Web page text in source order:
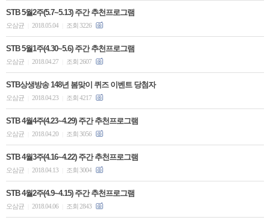
STB 5월2주(5.7~5.13) 주간 추천프로그램
오삼균 2018.05.04 조회 3226
STB 5월1주(4.30~5.6) 주간 추천프로그램
오삼균 2018.04.27 조회 2607
STB상생방송 148년 봄맞이 퀴즈 이벤트 당첨자
오삼균 2018.04.23 조회 4217
STB 4월4주(4.23~4.29) 주간 추천프로그램
오삼균 2018.04.20 조회 3056
STB 4월3주(4.16~4.22) 주간 추천프로그램
오삼균 2018.04.13 조회 3004
STB 4월2주(4.9~4.15) 주간 추천프로그램
오삼균 2018.04.06 조회 2843